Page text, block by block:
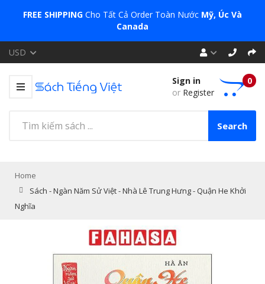
FREE SHIPPING Cho Tất Cả Order Toàn Nước Mỹ, Úc Và
Canada
USD
Sign in
or Register
0
Search
Home
Sách - Ngàn Năm Sử Việt - Nhà Lê Trung Hưng - Quận He Khởi
Nghĩa